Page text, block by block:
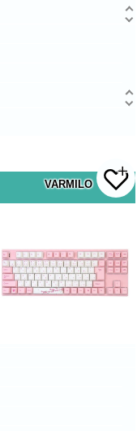
VARMILO